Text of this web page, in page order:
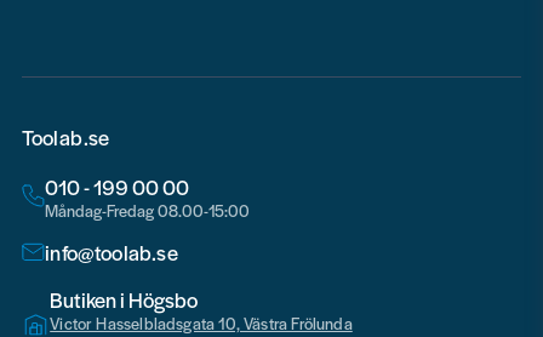
Toolab.se
010 - 199 00 00
Måndag-Fredag 08.00-15:00
info@toolab.se
Butiken i Högsbo
Victor Hasselbladsgata 10, Västra Frölunda